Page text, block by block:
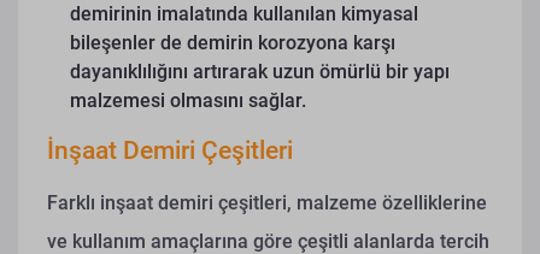
demirinin imalatında kullanılan kimyasal
bileşenler de demirin korozyona karşı
dayanıklılığını artırarak uzun ömürlü bir yapı
malzemesi olmasını sağlar.
İnşaat Demiri Çeşitleri
Farklı inşaat demiri çeşitleri, malzeme özelliklerine
ve kullanım amaçlarına göre çeşitli alanlarda tercih